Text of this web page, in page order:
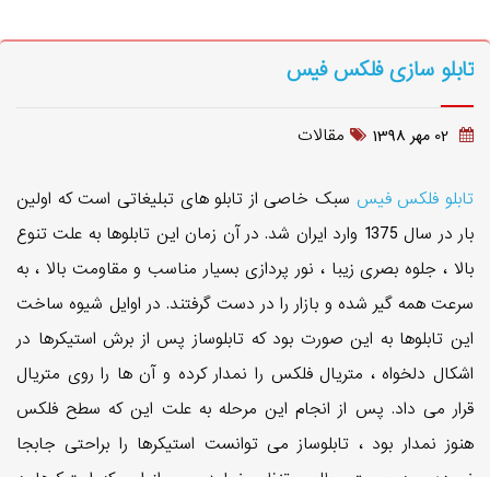
تابلو سازی فلکس فیس
02 مهر 1398 مقالات
تابلو فلکس فیس سبک خاصی از تابلو های تبلیغاتی است که اولین
بار در سال 1375 وارد ایران شد. در آن زمان این تابلوها به علت تنوع
بالا ، جلوه بصری زیبا ، نور پردازی بسیار مناسب و مقاومت بالا ، به
سرعت همه گیر شده و بازار را در دست گرفتند. در اوایل شیوه ساخت
این تابلوها به این صورت بود که تابلوساز پس از برش استیکرها در
اشکال دلخواه ، متریال فلکس را نمدار کرده و آن ها را روی متریال
قرار می داد. پس از انجام این مرحله به علت این که سطح فلکس
هنوز نمدار بود ، تابلوساز می توانست استیکرها را براحتی جابجا